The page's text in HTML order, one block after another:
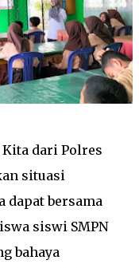
dari Polres
situasi
dapat bersama
siswi SMPN
bahaya